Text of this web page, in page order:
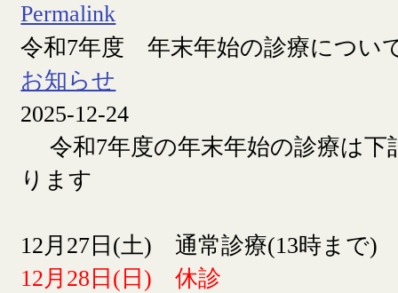
Permalink
令和7年度 年末年始の診療につい
お知らせ
2025-12-24
令和7年度の年末年始の診療は下
ります
12月27日(土) 通常診療(13時まで)
12月28日(日) 休診